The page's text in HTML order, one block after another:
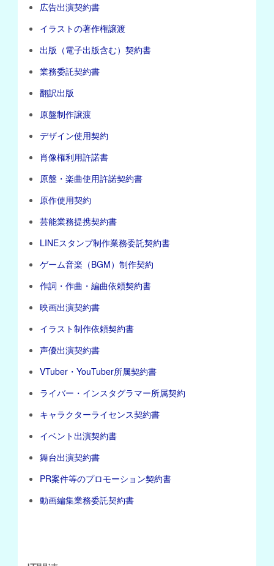
広告出演契約書
イラストの著作権譲渡
出版（電子出版含む）契約書
業務委託契約書
翻訳出版
原盤制作譲渡
デザイン使用契約
肖像権利用許諾書
原盤・楽曲使用許諾契約書
原作使用契約
芸能業務提携契約書
LINEスタンプ制作業務委託契約書
ゲーム音楽（BGM）制作契約
作詞・作曲・編曲依頼契約書
映画出演契約書
イラスト制作依頼契約書
声優出演契約書
VTuber・YouTuber所属契約書
ライバー・インスタグラマー所属契約
キャラクターライセンス契約書
イベント出演契約書
舞台出演契約書
PR案件等のプロモーション契約書
動画編集業務委託契約書